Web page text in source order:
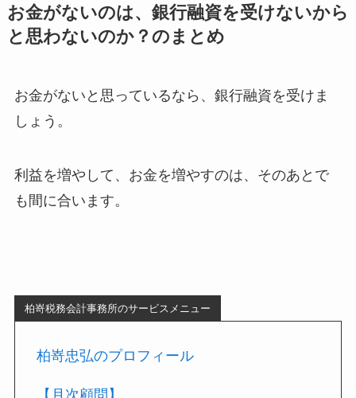
お金がないのは、銀行融資を受けないから
と思わないのか？のまとめ
お金がないと思っているなら、銀行融資を受けま
しょう。
利益を増やして、お金を増やすのは、そのあとで
も間に合います。
柏嵜税務会計事務所のサービスメニュー
柏嵜忠弘のプロフィール